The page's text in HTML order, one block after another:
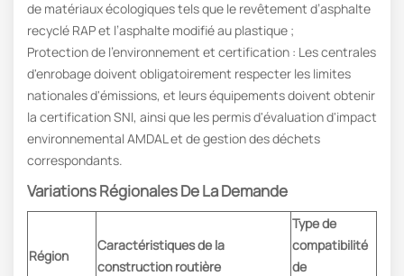
de matériaux écologiques tels que le revêtement d’asphalte
recyclé RAP et l’asphalte modifié au plastique ;
Protection de l'environnement et certification : Les centrales
d'enrobage doivent obligatoirement respecter les limites
nationales d'émissions, et leurs équipements doivent obtenir
la certification SNI, ainsi que les permis d'évaluation d'impact
environnemental AMDAL et de gestion des déchets
correspondants.
Variations Régionales De La Demande
Région
Caractéristiques de la
construction routière
Type de
compatibilité
de